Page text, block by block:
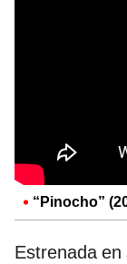
“Pinocho”
Estrenada